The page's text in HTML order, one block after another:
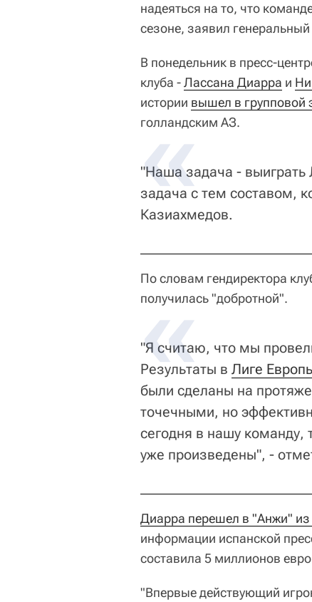
надеяться на то, что
сезоне, заявил
В понедельник в пресс-
клуба -Лассана Диарра и
истории вышел в групповой
голландским АЗ.
"Наша задача - выиграть
задача с тем составом,
Казиахмедов.
По словам гендиректора
получилась "добротной".
"Я считаю, что мы
Результаты в Лиге
были сделаны на
точечными, но
сегодня в нашу команду,
уже произведены", -
Диарра перешел в "Анжи" из
информации испанской
составила 5 миллионов
"Впервые действующий